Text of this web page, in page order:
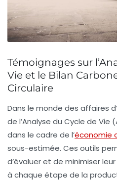
Témoignages sur
Vie et le Bilan
Circulaire
Dans le monde des affaires
de l’Analyse du Cycle de Vie
dans le cadre de l’économie
sous-estimée. Ces outils
d’évaluer et de minimiser
à chaque étape de la